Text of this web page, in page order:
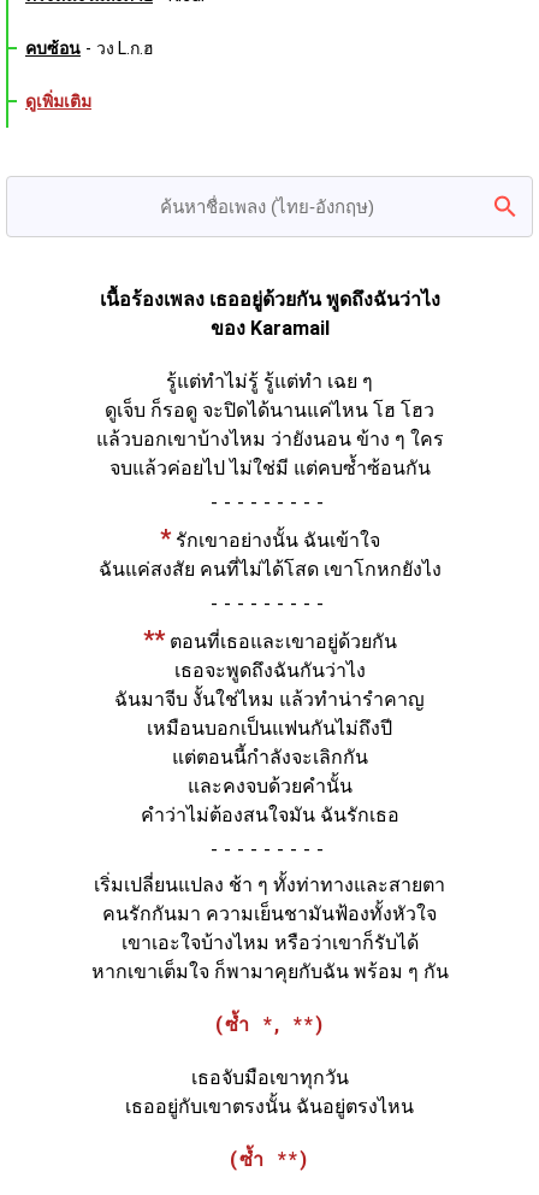
คบซ้อน - วง L.ก.ฮ
ดูเพิ่มเติม
เนื้อร้องเพลง เธออยู่ด้วยกัน พูดถึงฉันว่าไง
ของ Karamail
รู้แต่ทำไม่รู้ รู้แต่ทำ เฉย ๆ
ดูเจ็บ ก็รอดู จะปิดได้นานแค่ไหน โฮ โฮว
แล้วบอกเขาบ้างไหม ว่ายังนอน ข้าง ๆ ใคร
จบแล้วค่อยไป ไม่ใช่มี แต่คบซ้ำซ้อนกัน
-
*รักเขาอย่างนั้น ฉันเข้าใจ
ฉันแค่สงสัย คนที่ไม่ได้โสด เขาโกหกยังไง
-
**ตอนที่เธอและเขาอยู่ด้วยกัน
เธอจะพูดถึงฉันกันว่าไง
ฉันมาจีบ งั้นใช่ไหม แล้วทำน่ารำคาญ
เหมือนบอกเป็นแฟนกันไม่ถึงปี
แต่ตอนนี้กำลังจะเลิกกัน
และคงจบด้วยคำนั้น
คำว่าไม่ต้องสนใจมัน ฉันรักเธอ
-
เริ่มเปลี่ยนแปลง ช้า ๆ ทั้งท่าทางและสายตา
คนรักกันมา ความเย็นชามันฟ้องทั้งหัวใจ
เขาเอะใจบ้างไหม หรือว่าเขาก็รับได้
หากเขาเต็มใจ ก็พามาคุยกับฉัน พร้อม ๆ กัน
(ซ้ำ *, **)
เธอจับมือเขาทุกวัน
เธออยู่กับเขาตรงนั้น ฉันอยู่ตรงไหน
(ซ้ำ **)